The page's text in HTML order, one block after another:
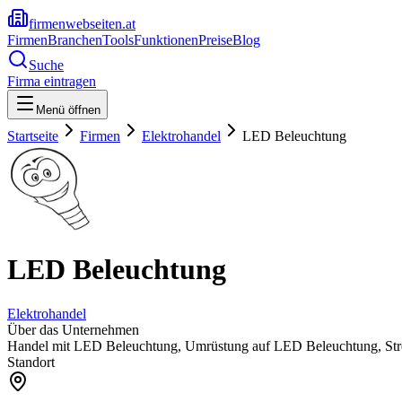
firmenwebseiten.at
FirmenBranchenToolsFunktionenPreiseBlog
Suche
Firma eintragen
Menü öffnen
Startseite Firmen Elektrohandel LED Beleuchtung
LED Beleuchtung
Elektrohandel
Über das Unternehmen
Handel mit LED Beleuchtung, Umrüstung auf LED Beleuchtung,
Standort